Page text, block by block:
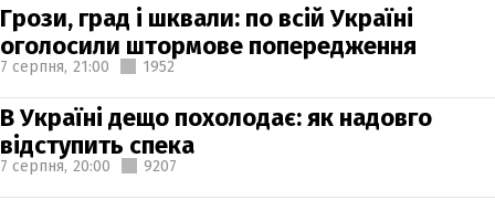
Грози, град і шквали: по всій Україні
оголосили штормове попередження
7 серпня, 21:00 1952
В Україні дещо похолодає: як надовго
відступить спека
7 серпня, 20:00 9207